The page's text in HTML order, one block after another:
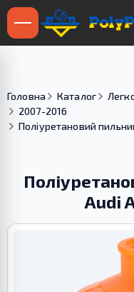
Головна Каталог
2007-2016
Поліуретановий
Audi